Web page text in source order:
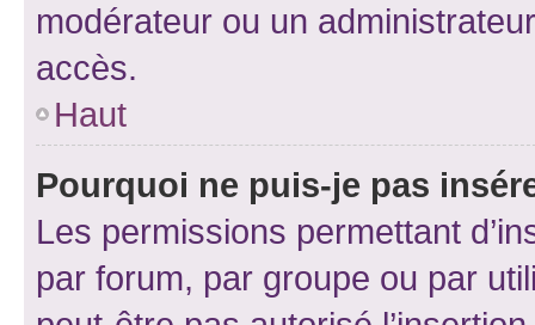
modérateur ou un
accès.
Haut
Pourquoi ne puis-je pas
Les permissions permettant
par forum, par groupe ou par